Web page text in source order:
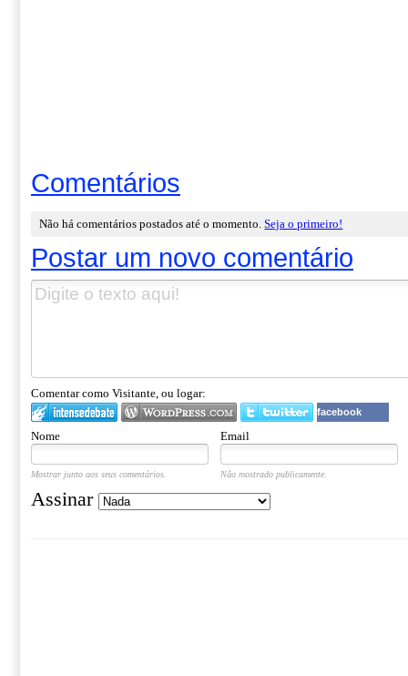
Comentários
Não há comentários postados até o momento.Seja o primeiro!
Postar um novo comentário
Comentar como Visitante, ou logar:
facebook
Nome Email
Mostrar junto aos seus comentários. Não mostrado publicamente.
Assinar